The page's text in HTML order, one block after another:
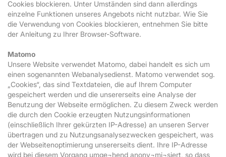
Cookies blockieren. Unter Umständen sind dann allerdings
einzelne Funktionen unseres Angebots nicht nutzbar. Wie Sie
die Verwendung von Cookies blockieren, entnehmen Sie bitte
der Anleitung zu Ihrer Browser-Software.
Matomo
Unsere Website verwendet Matomo, dabei handelt es sich um
einen sogenannten Webanalysedienst. Matomo verwendet sog.
„Cookies“, das sind Textdateien, die auf Ihrem Computer
gespeichert werden und die unsererseits eine Analyse der
Benutzung der Webseite ermöglichen. Zu diesem Zweck werden
die durch den Cookie erzeugten Nutzungsinformationen
(einschließlich Ihrer gekürzten IP-Adresse) an unseren Server
übertragen und zu Nutzungsanalysezwecken gespeichert, was
der Webseitenoptimierung unsererseits dient. Ihre IP-Adresse
wird bei diesem Vorgang umge¬hend anony¬mi¬siert, so dass